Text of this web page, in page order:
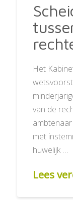
Het
van de
met
huwelijk …
Lees